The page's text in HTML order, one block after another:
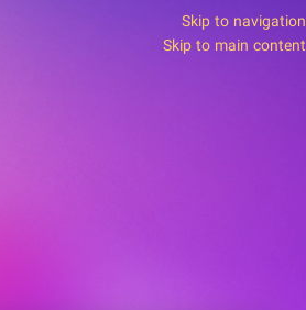
Skip to navigation
Skip to main content